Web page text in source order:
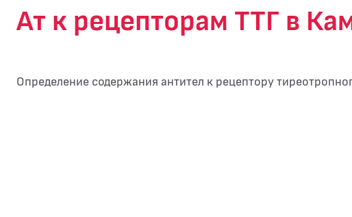
Ат к рецепторам ТТГ в
Определение содержания антител к рецептору